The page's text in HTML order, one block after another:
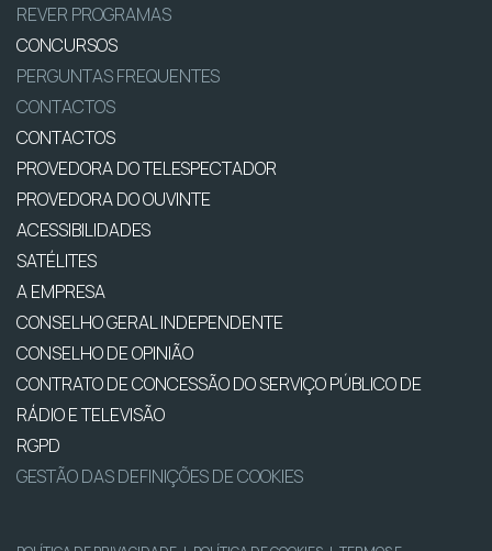
REVER PROGRAMAS
CONCURSOS
PERGUNTAS FREQUENTES
CONTACTOS
CONTACTOS
PROVEDORA DO TELESPECTADOR
PROVEDORA DO OUVINTE
ACESSIBILIDADES
SATÉLITES
A EMPRESA
CONSELHO GERAL INDEPENDENTE
CONSELHO DE OPINIÃO
CONTRATO DE CONCESSÃO DO SERVIÇO PÚBLICO DE
RÁDIO E TELEVISÃO
RGPD
GESTÃO DAS DEFINIÇÕES DE COOKIES